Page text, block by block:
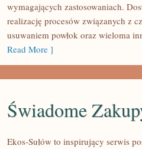
wymagających zastosowaniach.
realizację procesów związanych z
usuwaniem powłok oraz wieloma
Read More ]
Świadome
Ekos-Sułów to inspirujący serwis